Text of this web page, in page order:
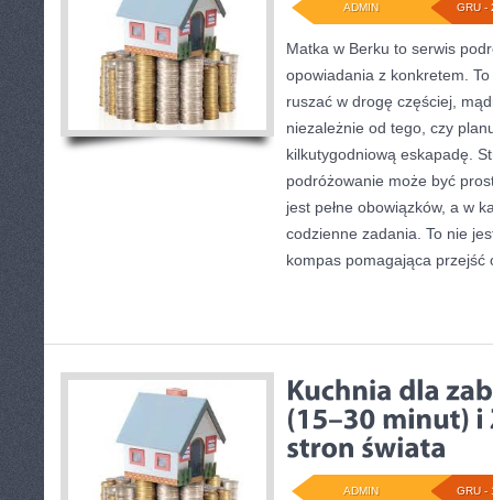
GRU -
ADMIN
Matka w Berku to serwis
opowiadania z konkretem.
ruszać w drogę częściej,
niezależnie od tego, czy
kilkutygodniową eskapadę.
podróżowanie może być
jest pełne obowiązków, a w
codzienne zadania. To nie
kompas pomagająca przejść
GRU -
ADMIN